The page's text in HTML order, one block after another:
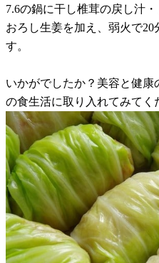
7.6の鍋に干し椎茸の戻し汁
おろし生姜を加え、弱火で
す。
いかがでしたか？美容と健康
の食生活に取り入れてみてく